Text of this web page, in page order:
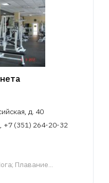
д. 40
+7 (351) 264-20-32
Плавание...